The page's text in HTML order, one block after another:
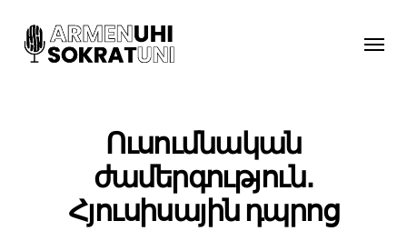
Toggle
Ուսումնական
ժամերգություն․
Հյուսիսային դպրոց